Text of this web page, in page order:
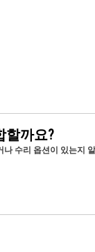
할까요?
나 수리 옵션이 있는지